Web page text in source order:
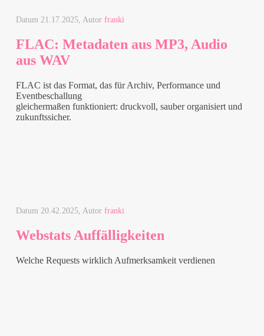
Datum21.17.2025, Autorfranki
FLAC: Metadaten aus MP3, Audio
aus WAV
FLAC ist das Format, das für Archiv, Performance und
Eventbeschallung
gleichermaßen funktioniert: druckvoll, sauber organisiert und
zukunftssicher.
Datum 20.42.2025 , Autorfranki
Webstats Auffälligkeiten
Welche Requests wirklich Aufmerksamkeit verdienen